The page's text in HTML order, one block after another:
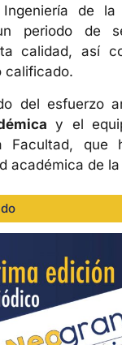
de la
periodo de
calidad, así
calificado.
del esfuerzo
y el
Facultad, que
académica de